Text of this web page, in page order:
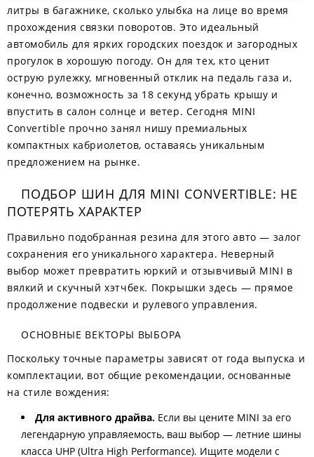
литры в багажнике, сколько улыбка на лице во время
прохождения связки поворотов. Это идеальный
автомобиль для ярких городских поездок и загородных
прогулок в хорошую погоду. Он для тех, кто ценит
острую рулежку, мгновенный отклик на педаль газа и,
конечно, возможность за 18 секунд убрать крышу и
впустить в салон солнце и ветер. Сегодня MINI
Convertible прочно занял нишу премиальных
компактных кабриолетов, оставаясь уникальным
предложением на рынке.
ПОДБОР ШИН ДЛЯ MINI CONVERTIBLE: НЕ
ПОТЕРЯТЬ ХАРАКТЕР
Правильно подобранная резина для этого авто — залог
сохранения его уникального характера. Неверный
выбор может превратить юркий и отзывчивый MINI в
вялкий и скучный хэтчбек. Покрышки здесь — прямое
продолжение подвески и рулевого управления.
ОСНОВНЫЕ ВЕКТОРЫ ВЫБОРА
Поскольку точные параметры зависят от года выпуска и
комплектации, вот общие рекомендации, основанные
на стиле вождения:
Для активного драйва. Если вы цените MINI за его
легендарную управляемость, ваш выбор — летние шины
класса UHP (Ultra High Performance). Ищите модели с